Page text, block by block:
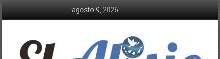
agosto 9, 2026